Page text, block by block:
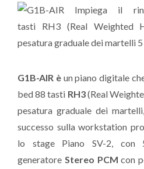
G1B-AIR è un piano digitale
bed 88 tasti RH3(Real
pesatura graduale dei
successo sulla workstation
lo stage Piano SV-2, con
generatore Stereo PCM con